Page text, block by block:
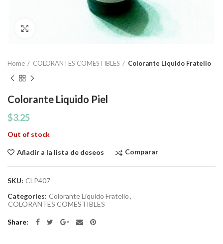
Home COLORANTES COMESTIBLES Colorante Liquido Fratello
Colorante Liquido Piel
$3.25
Out of stock
Añadir a la lista de deseos Comparar
SKU: CLP407
Categories: Colorante Liquido Fratello,
COLORANTES COMESTIBLES
Share